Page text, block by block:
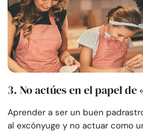
3. No actúes en el papel
Aprender a ser un buen
al excónyuge y no actuar como